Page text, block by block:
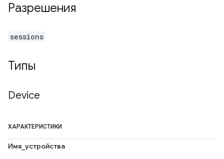
Разрешения
sessions
Типы
Device
ХАРАКТЕРИСТИКИ
Имя_устройства